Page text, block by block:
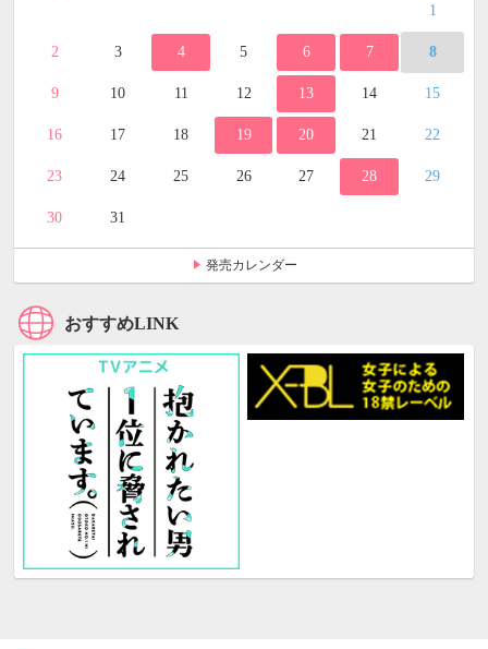
1
2 3 4 5 6 7 8
9 10 11 12 13 14 15
16 17 18 19 20 21 22
23 24 25 26 27 28 29
30 31
発売カレンダー
おすすめLINK